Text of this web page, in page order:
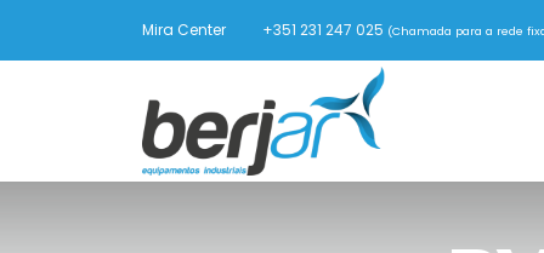
Mira Center +351 231 247 025 (Chamada para a rede